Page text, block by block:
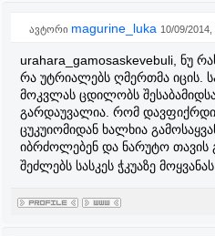
ავტორი magurine_luka 10/09/
urahara_gamosaskevebuli, ნუ
რა უტრიალებს ღმერთმა იცის.
მოკვლას ცდილობს
გარდაუვალია. რომ
ცუკუიომიდან ხალხია
იბრძოლებენ და ნარუტო
შეძლებს სასკეს ჭკუაზე მოყვანას